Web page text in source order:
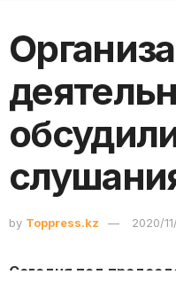
by Toppress.kz 2020/
Сегодня под